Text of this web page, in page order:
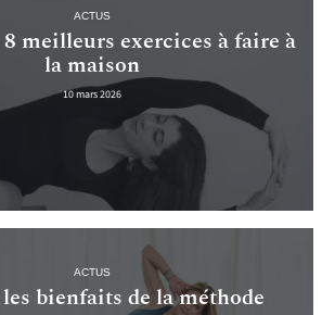
ACTUS
meilleurs exercices à faire à
la maison
10 mars 2026
ACTUS
bienfaits de la méthode